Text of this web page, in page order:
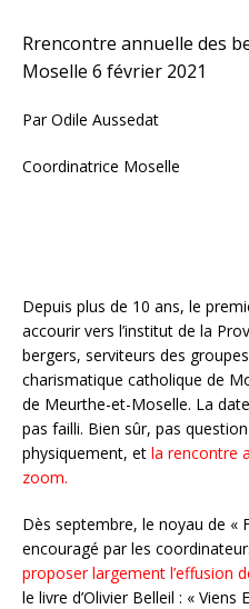
Rrencontre annuelle des
Moselle 6 février 2021
Par Odile Aussedat
Coordinatrice Moselle
Depuis plus de 10 ans, le
accourir vers l’institut de la
bergers, serviteurs des
charismatique catholique de
de Meurthe-et-Moselle. La
pas failli. Bien sûr, pas
physiquement, et la rencontre
zoom.
Dès septembre, le noyau de «
encouragé par les
proposer largement l’effusion
le livre d’Olivier Belleil : « Viens